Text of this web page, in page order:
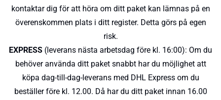
kontaktar dig för att höra om ditt paket kan lämnas på en
överenskommen plats i ditt register. Detta görs på egen
risk.
EXPRESS (leverans nästa arbetsdag före kl. 16:00): Om du
behöver använda ditt paket snabbt har du möjlighet att
köpa dag-till-dag-leverans med DHL Express om du
beställer före kl. 12.00. Då har du ditt paket innan 16.00